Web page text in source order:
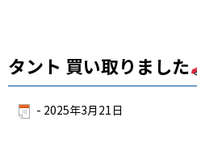
タント 買い取りました
- 2025年3月21日